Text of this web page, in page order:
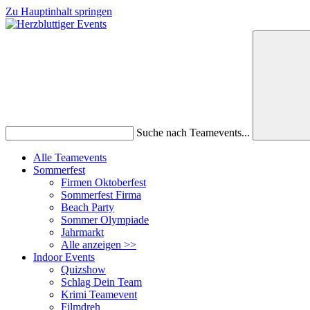
Zu Hauptinhalt springen
Suche nach Teamevents...
Alle Teamevents
Sommerfest
Firmen Oktoberfest
Sommerfest Firma
Beach Party
Sommer Olympiade
Jahrmarkt
Alle anzeigen >>
Indoor Events
Quizshow
Schlag Dein Team
Krimi Teamevent
Filmdreh